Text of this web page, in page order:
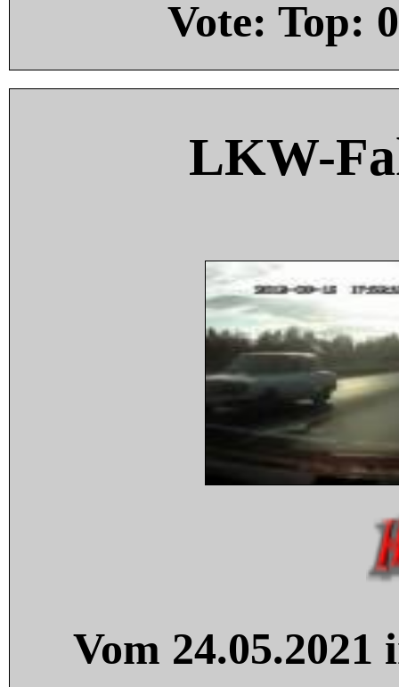
Vote: Top: 0
LKW-
Vom